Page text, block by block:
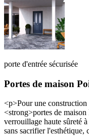
porte d'entrée sécurisée
Portes de maison
<p>Pour une
<strong>portes de
verrouillage haute sûreté
sans sacrifier l'esthétique,